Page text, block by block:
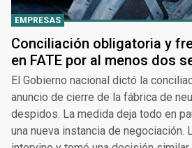
EMPRESAS
Conciliación obligatoria y
en FATE por al menos dos
El Gobierno nacional dictó la
anuncio de cierre de la fábrica de
despidos. La medida deja todo en
una nueva instancia de negociación.